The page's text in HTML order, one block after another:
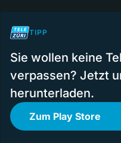
TIPP
Sie wollen keine
verpassen? Jetzt
herunterladen.
Zum Play Store